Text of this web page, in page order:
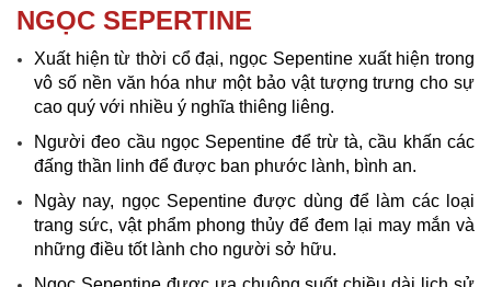
NGỌC SEPERTINE
Xuất hiện từ thời cổ đại, ngọc Sepentine xuất hiện trong
vô số nền văn hóa như một bảo vật tượng trưng cho sự
cao quý với nhiều ý nghĩa thiêng liêng.
Người đeo cầu ngọc Sepentine để trừ tà, cầu khấn các
đấng thần linh để được ban phước lành, bình an.
Ngày nay, ngọc Sepentine được dùng để làm các loại
trang sức, vật phẩm phong thủy để đem lại may mắn và
những điều tốt lành cho người sở hữu.